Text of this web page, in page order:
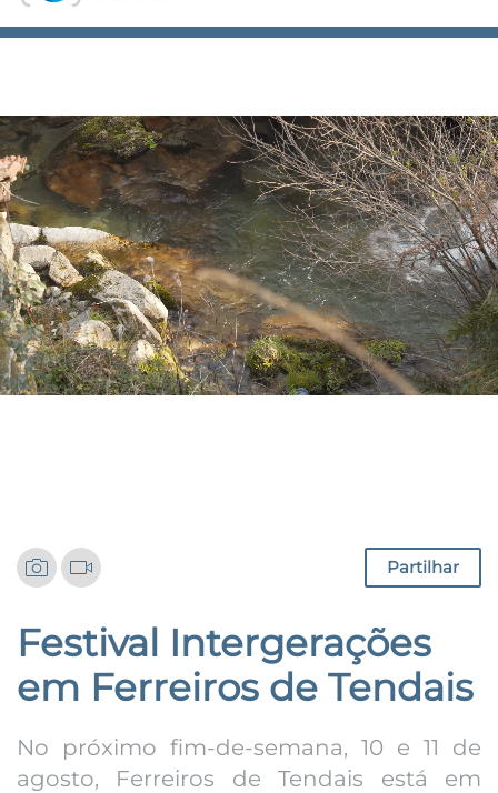
.
Partilhar
Festival Intergerações
em Ferreiros de Tendais
No próximo fim-de-semana, 10 e 11 de
agosto, Ferreiros de Tendais está em